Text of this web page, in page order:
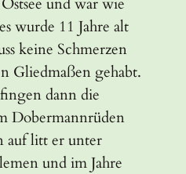
wurde 11 Jahre alt
keine Schmerzen
Gliedmaßen gehabt.
dann die
Dobermannrüden
auf litt er unter
und im Jahre